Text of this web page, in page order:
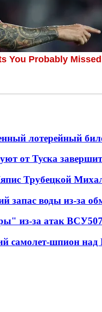
лотерейный
от Туска
Трубецкой
запас воды из-за
из-за атак ВСУ
самолет-шпион